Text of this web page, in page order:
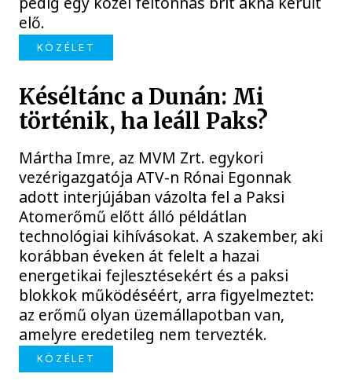
elő.
KÖZÉLET
Késéltánc a Dunán: Mi
történik, ha leáll Paks?
Mártha Imre, az MVM Zrt. egykori
vezérigazgatója ATV-n Rónai Egonnak
adott interjújában vázolta fel a Paksi
Atomerőmű előtt álló példátlan
technológiai kihívásokat. A szakember, aki
korábban éveken át felelt a hazai
energetikai fejlesztésekért és a paksi
blokkok működéséért, arra figyelmeztet:
az erőmű olyan üzemállapotban van,
amelyre eredetileg nem tervezték.
KÖZÉLET